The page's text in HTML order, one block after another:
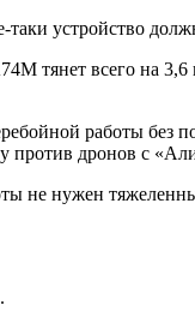
устройство
тянет всего на
работы
против дронов с
не нужен